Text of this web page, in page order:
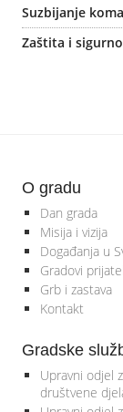
Suzbijanje
Zaštita i
O gradu
Dan grada
Misija i vizija
Događanja u
Gradovi
Grb i zastava
Kontakt
Gradske
Upravni odjel
društvene